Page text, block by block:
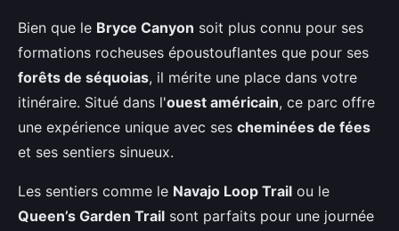
Bien que le Bryce Canyon soit plus connu pour ses
formations rocheuses époustouflantes que pour ses
forêts de séquoias, il mérite une place dans votre
itinéraire. Situé dans l'ouest américain, ce parc offre
une expérience unique avec ses cheminées de fées
et ses sentiers sinueux.
Les sentiers comme le Navajo Loop Trail ou le
Queen’s Garden Trail sont parfaits pour une journée